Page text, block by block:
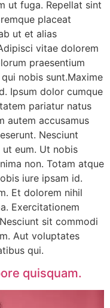
ut fuga. Repellat sint
placeat
ut et alias
vitae dolorem
praesentium
nobis sunt.Maxime
Ipsum dolor cumque
pariatur natus
autem accusamus
Nesciunt
eum. Ut nobis
non. Totam atque
iure ipsam id.
Et dolorem nihil
Exercitationem
sit commodi
Aut voluptates
qui.
quisquam.